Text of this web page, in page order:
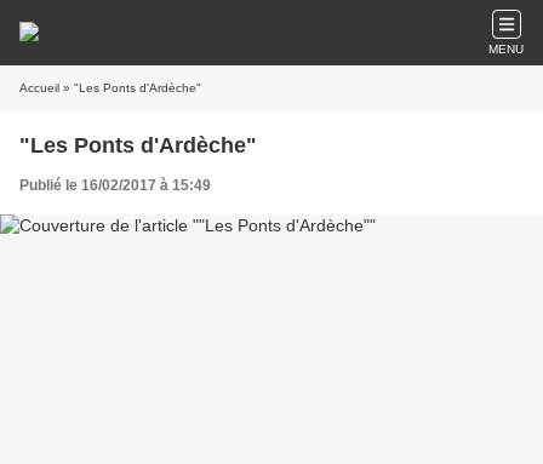
MENU
Accueil » "Les Ponts d'Ardèche"
"Les Ponts d'Ardèche"
Publié le 16/02/2017 à 15:49